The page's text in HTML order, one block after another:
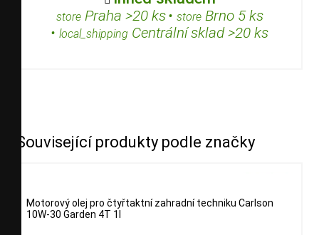
storePraha >20 ks• storeBrno 5 ks
• local_shipping Centrální sklad >20 ks
Související produkty podle značky
Motorový olej pro čtyřtaktní zahradní techniku Carlson
10W-30 Garden 4T 1l